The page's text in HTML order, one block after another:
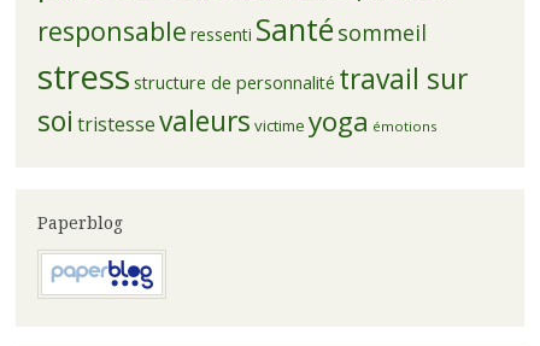
responsable ressenti Santésommeil
stress structure de personnalité travail sur
soi tristessevaleurs victime yoga émotions
Paperblog